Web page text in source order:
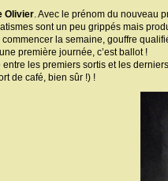
Olivier. Avec le prénom du nouveau
sont un peu grippés mais
la semaine, gouffre
première journée, c’est ballot !
les premiers sortis et les
de café, bien sûr !) !